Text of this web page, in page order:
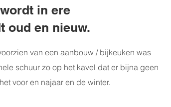
in ere
oud en nieuw.
van een aanbouw / bijkeuken was
schuur zo op het kavel dat er bijna geen
voor en najaar en de winter.